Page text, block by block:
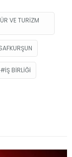
VE TURIZM
IŞ BIRLIĞI